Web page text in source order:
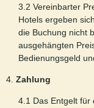
3.2 Vereinbarter
Hotels ergeben
die Buchung nicht
ausgehängten
Bedienungsgeld
4. Zahlung
4.1 Das Entgelt für